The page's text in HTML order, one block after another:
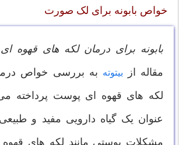
خواص بابونه برای لک صورت
بابونه برای درمان لکه های قهوه
مقاله از بیتوته به بررسی خواص
لکه های قهوه ای پوست پرداخته
عنوان یک گیاه دارویی مفید و
مشکلات پوستی مانند لکه های قهوه